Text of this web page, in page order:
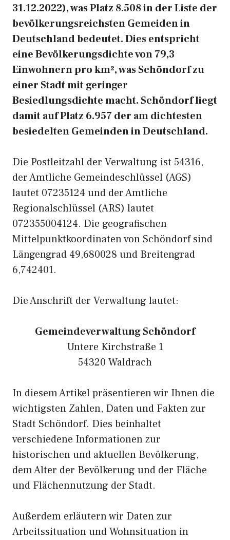
31.12.2022), was Platz 8.508 in der Liste der
bevölkerungsreichsten Gemeiden in
Deutschland bedeutet. Dies entspricht
eine Bevölkerungsdichte von 79,3
Einwohnern pro km², was Schöndorf zu
einer Stadt mit geringer
Besiedlungsdichte macht. Schöndorf liegt
damit auf Platz 6.957 der am dichtesten
besiedelten Gemeinden in Deutschland.
Die Postleitzahl der Verwaltung ist 54316,
der Amtliche Gemeindeschlüssel (AGS)
lautet 07235124 und der Amtliche
Regionalschlüssel (ARS) lautet
072355004124. Die geografischen
Mittelpunktkoordinaten von Schöndorf sind
Längengrad 49,680028 und Breitengrad
6,742401.
Die Anschrift der Verwaltung lautet:
Gemeindeverwaltung Schöndorf
Untere Kirchstraße 1
54320 Waldrach
In diesem Artikel präsentieren wir Ihnen die
wichtigsten Zahlen, Daten und Fakten zur
Stadt Schöndorf. Dies beinhaltet
verschiedene Informationen zur
historischen und aktuellen Bevölkerung,
dem Alter der Bevölkerung und der Fläche
und Flächennutzung der Stadt.
Außerdem erläutern wir Daten zur
Arbeitssituation und Wohnsituation in